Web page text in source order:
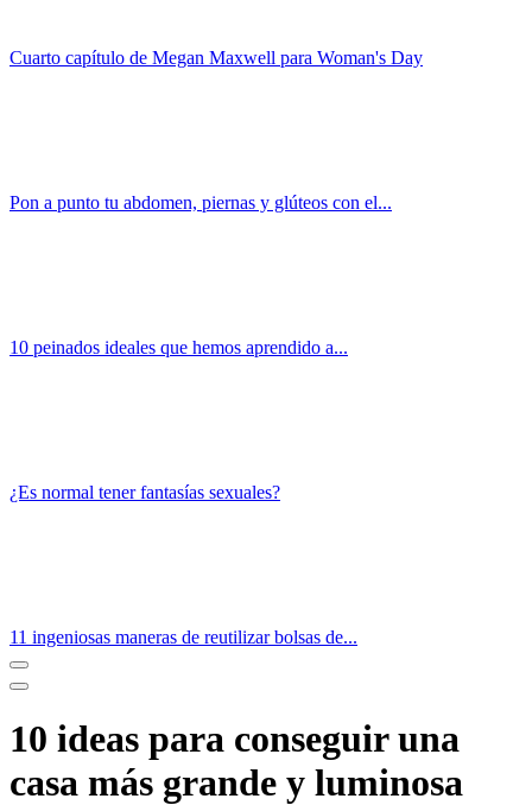
Cuarto capítulo de Megan Maxwell para Woman's Day
Pon a punto tu abdomen, piernas y glúteos con el...
10 peinados ideales que hemos aprendido a...
¿Es normal tener fantasías sexuales?
11 ingeniosas maneras de reutilizar bolsas de...
10 ideas para conseguir una
casa más grande y luminosa